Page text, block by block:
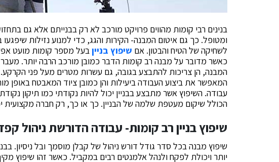
בנינים רבי קומות מהווים פרויקט מורכב לא רק בבנייתם אלא גם
ומטופל. כך גם איטום המבנה- הקירות והגג, כדי למנוע נזילות
לשחיקה של הטיח והבטון. אם שיפוץ בניין בעל מספר קומות מועט
כאשר מדובר על מבנה רב קומות הדבר כמובן מורכב הרבה יותר.
המבנה, הן צריכות להתבצע בגובה, גם עשרות מטרים מעל פני הקרקע.
המאפשר את ביצוע העבודה ביעילות והן כמובן ציוד המאבטח
עבודה. השיפוץ אשר מתבצע בבניין יכול להיות נקודתי כמו תיקון
הכולל שיקום מעטפת שלמה של הבניין. כך או כך, רק חברה מקצועית
שיפוץ בניין רב קומות- עבודה הדורשת ניהול
שיפוץ מבנה בכל סדר גודל דורש ניהול של קבלן מוסמך ובל ניסיון.
יותר ויכולת לפקח ולנהל אלמנטים רבים במקביל. כאשר זהו שיפוץ